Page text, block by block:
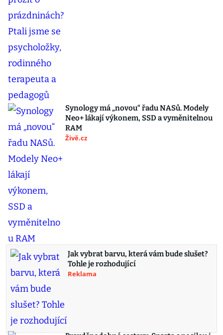
Synology má „novou“ řadu NASů. Modely
Neo+ lákají výkonem, SSD a vyměnitelnou
RAM
Živě.cz
Jak vybrat barvu, která vám bude slušet?
Tohle je rozhodující
Reklama